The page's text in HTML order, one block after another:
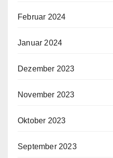
Februar 2024
Januar 2024
Dezember 2023
November 2023
Oktober 2023
September 2023